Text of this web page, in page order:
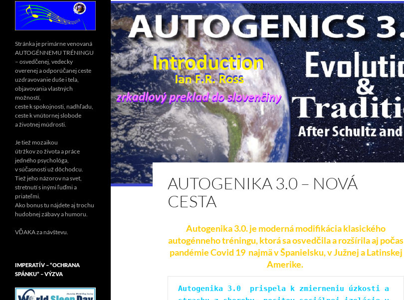
AUTOGENIKA 3.0 – NOVÁ
CESTA
Autogenika 3.0. je moderná modifikácia klasického
autogénneho tréningu, ktorá sa osvedčila a rozšírilaaj počas
pandémie Covid 19 najmä v Španielsku, v Južnej a Latinskej
Amerike.
Autogenika 3.0  prispela k zmierneniu úzkosti a
Stránka je primárne venovaná
AUTOGÉNNEMU TRÉNINGU
– osvedčenej, vedecky
overenej a odporúčanej ceste
uzdravovanie duše i tela,
objavovania vlastných
možností,
ceste k spokojnosti, nadhľadu,
ceste k vnútornej slobode
a životnej múdrosti.
Je tiež mozaikou
útržkov zo života a práce
jedného psychológa,
v súčasnosti už dôchodcu.
Tiež jeho názorov na svet,
stretnutí s inými ľuďmi a
priateľmi.
Ako bonus tu nájdete aj trochu
hudobnej zábavy a humoru.
VĎAKA za návštevu.
IMPERATÍV – “OCHRANA
SPÁNKU” – VÝZVA